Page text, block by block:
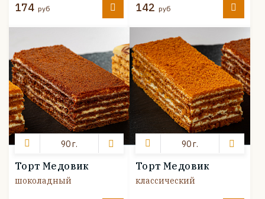
174 руб 142 руб
90 г.
Торт Медовик
шоколадный
90 г.
Торт Медовик
классический